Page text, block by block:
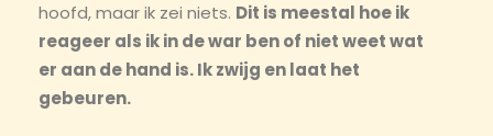
hoofd, maar ik zei niets. Dit is meestal hoe ik
reageer als ik in de war ben of niet weet wat
er aan de hand is. Ik zwijg en laat het
gebeuren.